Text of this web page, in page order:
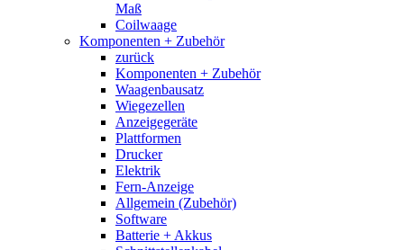
Maß
Coilwaage
Komponenten + Zubehör
zurück
Komponenten + Zubehör
Waagenbausatz
Wiegezellen
Anzeigegeräte
Plattformen
Drucker
Elektrik
Fern-Anzeige
Allgemein (Zubehör)
Software
Batterie + Akkus